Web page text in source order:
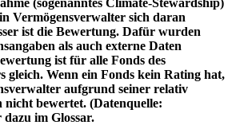
Vermögensverwalter sich daran
ist die Bewertung. Dafür wurden
als auch externe Daten
ist für alle Fonds des
gleich. Wenn ein Fonds kein Rating hat,
aufgrund seiner relativ
nicht bewertet. (Datenquelle:
im Glossar.